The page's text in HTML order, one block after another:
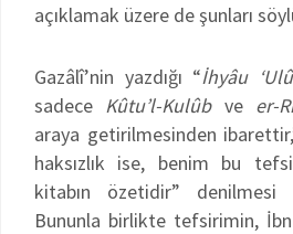
açıklamak üzere de şunları
Gazâlî’nin yazdığı “İhyâu
sadece Kûtu’l-Kulûbve er-
araya getirilmesinden
haksızlık ise, benim bu
kitabın özetidir” denilmesi
Bununla birlikte tefsirimin,